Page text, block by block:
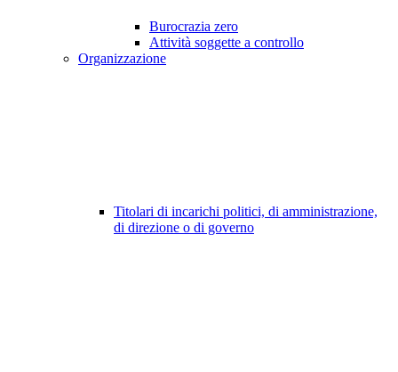
Burocrazia zero
Attività soggette a controllo
Organizzazione
Titolari di incarichi politici, di amministrazione,
di direzione o di governo